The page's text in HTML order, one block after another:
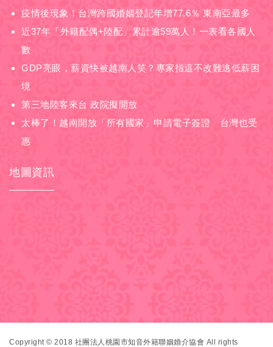
疫情後現象！台灣跨國婚姻登記年增77.6％ 東南亞最多
近37年「外籍配偶+陸配」累計逾59萬人！一表看各國人
數
GDP亮眼，薪資快被越南人笑？專家指這不改難逃低薪困
境
第三地陸客來台 政院擬開放
太棒了！越南開放「所有國家」申請電子簽證 台灣也受
惠
地圖資訊
Copyright © 2018 社團法人桃園市知音外籍聯姻婚介協會 All rights